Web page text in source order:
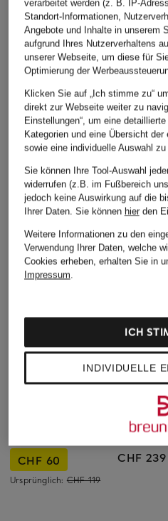
CHF 60
Ursprünglich: CHF 119
CHF 239
verarbeitet werden (z. B. IP-
Standort-Informationen,
Angebote und Inhalte in unserem
aufgrund Ihres Nutzerverhaltens
unserer Webseite, um diese für
Optimierung der
Klicken Sie auf „Ich stimme zu“
direkt zur Webseite weiter zu
Einstellungen“, um eine
Kategorien und eine Übersicht
sowie eine individuelle Auswahl
Sie können Ihre Tool-Auswahl
widerrufen (z.B. im Fußbereich
jedoch keine Auswirkung auf die
Ihrer Daten. Sie können hierden
Weitere Informationen zu den
Verwendung Ihrer Daten, welche
Cookies erheben, erhalten Sie in
Impressum.
INDIVIDUELLE
ICH